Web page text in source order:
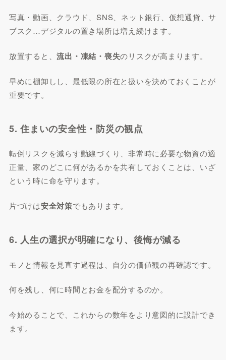
写真・動画、クラウド、SNS、ネット銀行、仮想通貨、サ
ブスク…デジタルの置き場所は増え続けます。
放置すると、流出・凍結・喪失のリスクが高まります。
早めに棚卸しし、最低限の所在と扱いを決めておくことが
重要です。
5. 住まいの安全性・防災の観点
転倒リスクを減らす動線づくり、非常時に必要な物資の適
正量、家のどこに何があるかを共有しておくことは、いざ
という時に命を守ります。
片づけは安全対策でもあります。
6. 人生の選択が明確になり、後悔が減る
モノと情報を見直す過程は、自分の価値観の再確認です。
何を残し、何に時間とお金を配分するのか。
今始めることで、これからの数年をより意図的に設計でき
ます。